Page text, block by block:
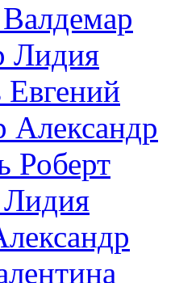
Лидия
Александр
Роберт